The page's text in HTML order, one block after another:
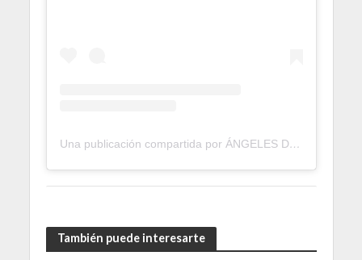
Una publicación compartida por ÁNGELES DE LA AUTOPISTA (@paramedicosmtt)
También puede interesarte